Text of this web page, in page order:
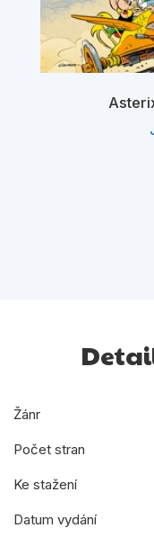
Žánr
Počet stran
Ke stažení
Datum vydání